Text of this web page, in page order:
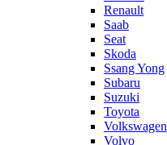
Renault
Saab
Seat
Skoda
Ssang Yong
Subaru
Suzuki
Toyota
Volkswagen
Volvo